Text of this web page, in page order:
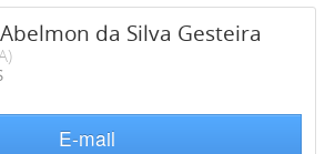
Abelmon da Silva Gesteira
E-mail